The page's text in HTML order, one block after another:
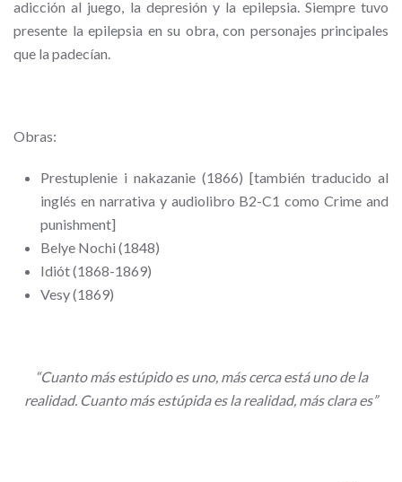
adicción al juego, la depresión y la epilepsia. Siempre tuvo
presente la epilepsia en su obra, con personajes principales
que la padecían.
Obras:
Prestuplenie i nakazanie (1866) [también traducido al
inglés en narrativa y audiolibro B2-C1 comoCrime and
punishment]
Belye Nochi (1848)
Idiót (1868-1869)
Vesy (1869)
“Cuanto más estúpido es uno, más cerca está uno de la
realidad. Cuanto más estúpida es la realidad, más clara es”